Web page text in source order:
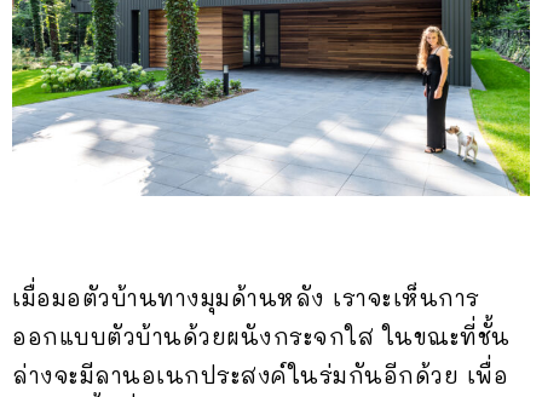
เมื่อมอตัวบ้านทางมุมด้านหลัง เราจะเห็นการ
ออกแบบตัวบ้านด้วยผนังกระจกใส ในขณะที่ชั้น
ล่างจะมีลานอเนกประสงค์ในร่มกันอีกด้วย เพื่อ